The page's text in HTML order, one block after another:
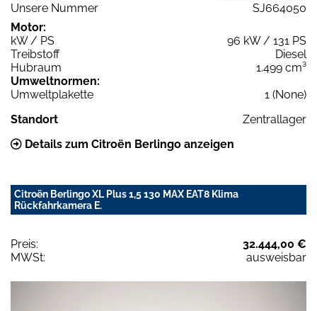
Unsere Nummer
SJ664050
Motor:
kW / PS
96 kW / 131 PS
Treibstoff
Diesel
Hubraum
1.499 cm³
Umweltnormen:
Umweltplakette
1 (None)
Standort
Zentrallager
Details zum Citroën Berlingo anzeigen
Citroën Berlingo XL Plus 1,5 130 MAX EAT8 Klima
Rückfahrkamera E.
Preis:
32.444,00 €
MWSt:
ausweisbar